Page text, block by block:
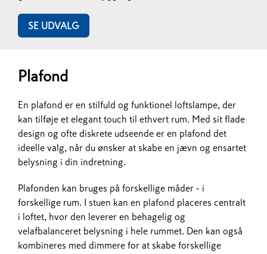
SE UDVALG
Plafond
En plafond er en stilfuld og funktionel loftslampe, der
kan tilføje et elegant touch til ethvert rum. Med sit flade
design og ofte diskrete udseende er en plafond det
ideelle valg, når du ønsker at skabe en jævn og ensartet
belysning i din indretning.
Plafonden kan bruges på forskellige måder - i
forskellige rum. I stuen kan en plafond placeres centralt
i loftet, hvor den leverer en behagelig og
velafbalanceret belysning i hele rummet. Den kan også
kombineres med dimmere for at skabe forskellige